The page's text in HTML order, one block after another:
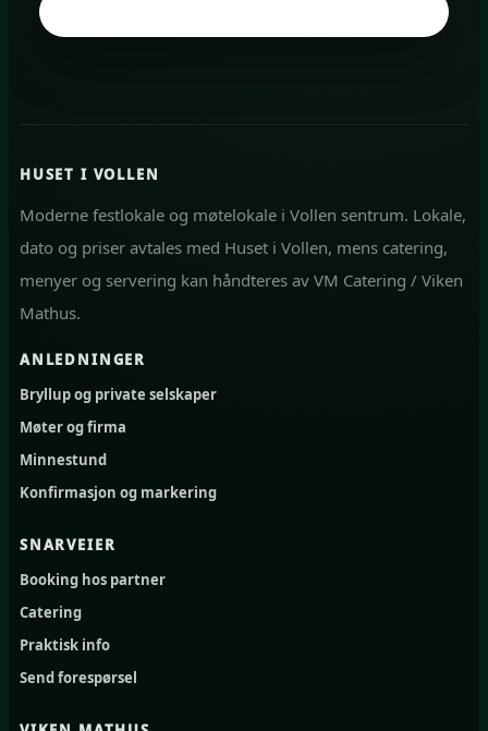
HUSET I VOLLEN
Moderne festlokale og møtelokale i Vollen sentrum. Lokale,
dato og priser avtales med Huset i Vollen, mens catering,
menyer og servering kan håndteres av VM Catering / Viken
Mathus.
ANLEDNINGER
Bryllup og private selskaper
Møter og firma
Minnestund
Konfirmasjon og markering
SNARVEIER
Booking hos partner
Catering
Praktisk info
Send forespørsel